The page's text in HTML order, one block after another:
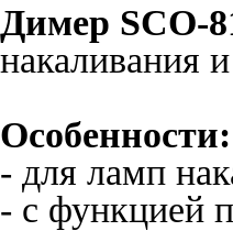
Димер SCO-
накаливания
Особенности:
- для ламп
- с функцией